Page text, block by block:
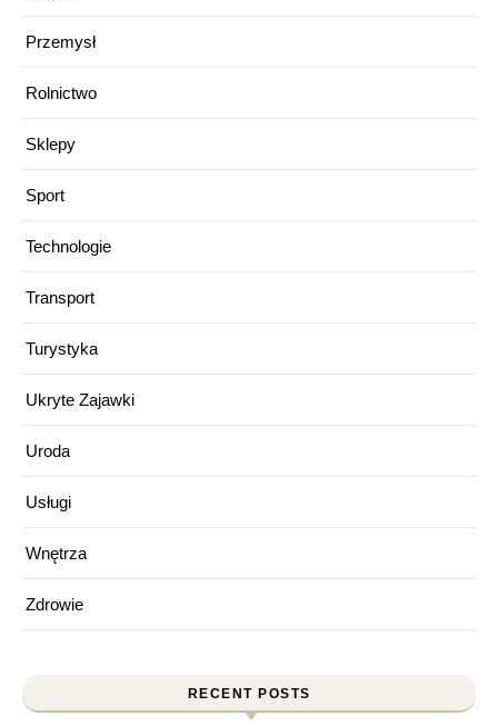
Przemysł
Rolnictwo
Sklepy
Sport
Technologie
Transport
Turystyka
Ukryte Zajawki
Uroda
Usługi
Wnętrza
Zdrowie
RECENT POSTS